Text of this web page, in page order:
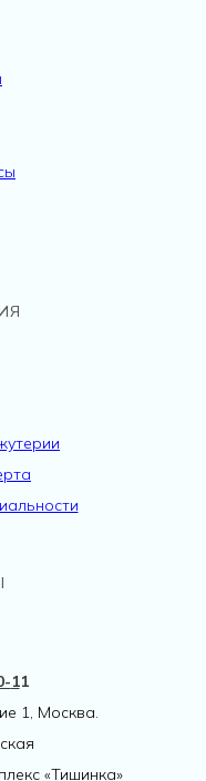
11
1, Москва.
«Тишинка»